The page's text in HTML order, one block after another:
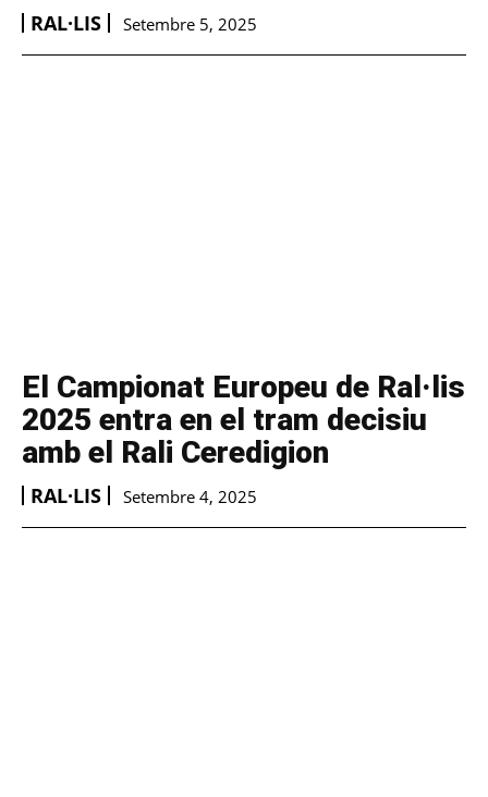
RAL·LIS Setembre 5, 2025
El Campionat Europeu de Ral·lis
2025 entra en el tram decisiu
amb el Rali Ceredigion
RAL·LIS Setembre 4, 2025